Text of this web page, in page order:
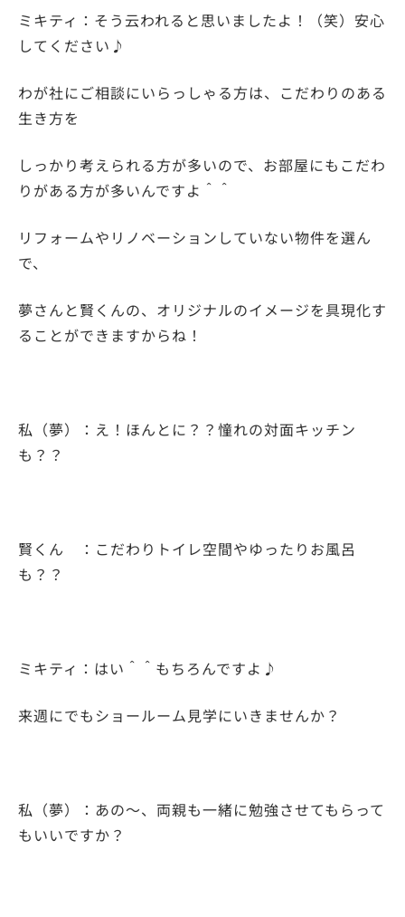
ミキティ：そう云われると思いましたよ！（笑）安心
してください♪
わが社にご相談にいらっしゃる方は、こだわりのある
生き方を
しっかり考えられる方が多いので、お部屋にもこだわ
りがある方が多いんですよ＾＾
リフォームやリノベーションしていない物件を選ん
で、
夢さんと賢くんの、オリジナルのイメージを具現化す
ることができますからね！
私（夢）：え！ほんとに？？憧れの対面キッチン
も？？
賢くん ：こだわりトイレ空間やゆったりお風呂
も？？
ミキティ：はい＾＾もちろんですよ♪
来週にでもショールーム見学にいきませんか？
私（夢）：あの～、両親も一緒に勉強させてもらって
もいいですか？